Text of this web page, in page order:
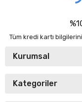
Tüm kredi kartı
Kurumsal
Kategoriler